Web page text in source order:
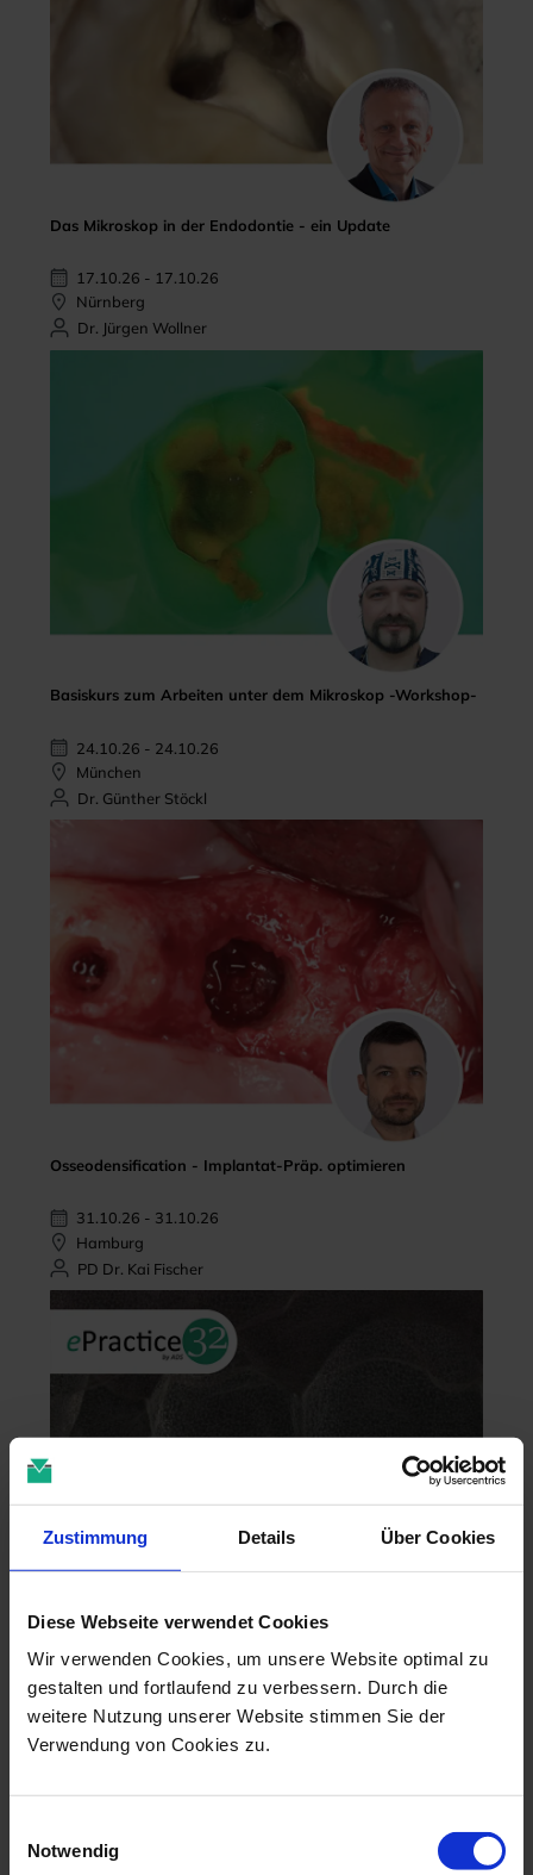
Zustimmung Details Über Cookies
Diese Webseite verwendet Cookies
Wir verwenden Cookies, um unsere Website optimal zu
gestalten und fortlaufend zu verbessern. Durch die
weitere Nutzung unserer Website stimmen Sie der
Verwendung von Cookies zu.
Notwendig
Das Mikroskop in der Endodontie - ein Update
17.10.26 - 17.10.26
Nürnberg
Dr. Jürgen Wollner
Basiskurs zum Arbeiten unter dem Mikroskop -Workshop-
24.10.26 - 24.10.26
München
Dr. Günther Stöckl
Osseodensification - Implantat-Präp. optimieren
31.10.26 - 31.10.26
Hamburg
PD Dr. Kai Fischer
04.11.26 - 04.11.26
online
Dr. Christian Leonhardt